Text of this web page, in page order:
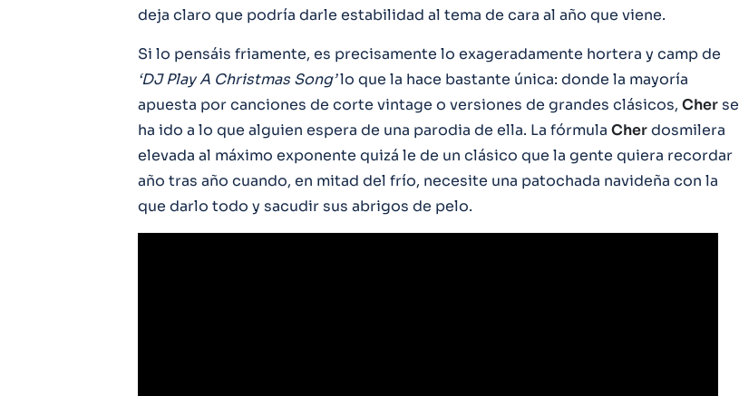
deja claro que podría darle estabilidad al tema de cara al año que viene.
Si lo pensáis friamente, es precisamente lo exageradamente hortera y camp de
‘DJ Play A Christmas Song’lo que la hace bastante única: donde la mayoría
apuesta por canciones de corte vintage o versiones de grandes clásicos, Cherse
ha ido a lo que alguien espera de una parodia de ella. La fórmula Cherdosmilera
elevada al máximo exponente quizá le de un clásico que la gente quiera recordar
año tras año cuando, en mitad del frío, necesite una patochada navideña con la
que darlo todo y sacudir sus abrigos de pelo.